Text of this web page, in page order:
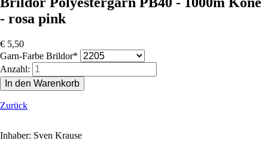
- rosa pink
€ 5,50
Pflichtfeld
Garn-Farbe Brildor*
Anzahl:
Zurück
Inhaber: Sven Krause